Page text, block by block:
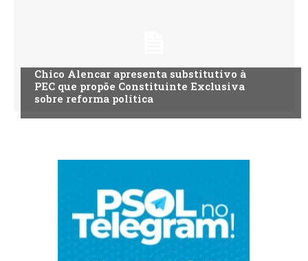
Chico Alencar apresenta substitutivo à
PEC que propõe Constituinte Exclusiva
sobre reforma política